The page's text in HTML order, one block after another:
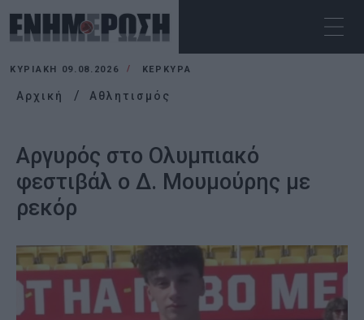
ΚΥΡΙΑΚΉ 09.08.2026 ΚΕΡΚΥΡΑ
Αρχική Αθλητισμός
Αργυρός στο Ολυμπιακό
φεστιβάλ ο Δ. Μουμούρης με
ρεκόρ